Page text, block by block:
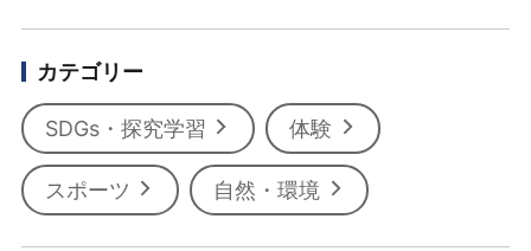
カテゴリー
SDGs・探究学習 体験
スポーツ 自然・環境